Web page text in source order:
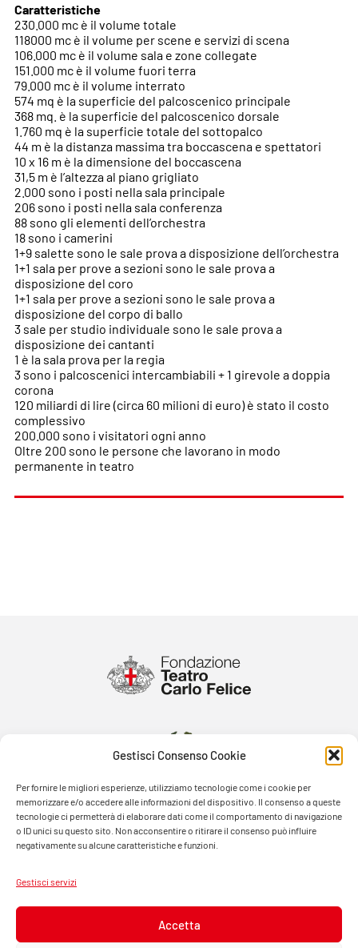
Gestisci Consenso Cookie
Per fornire le migliori esperienze, utilizziamo tecnologie come i cookie per
memorizzare e/o accedere alle informazioni del dispositivo. Il consenso a queste
tecnologie ci permetterà di elaborare dati come il comportamento di navigazione
o ID unici su questo sito. Non acconsentire o ritirare il consenso può influire
negativamente su alcune caratteristiche e funzioni.
Gestisci servizi
Accetta
Caratteristiche
230.000 mc è il volume totale
118000 mc è il volume per scene e servizi di scena
106.000 mc è il volume sala e zone collegate
151.000 mc è il volume fuori terra
79.000 mc è il volume interrato
574 mq è la superficie del palcoscenico principale
368 mq. è la superficie del palcoscenico dorsale
1.760 mq è la superficie totale del sottopalco
44 m è la distanza massima tra boccascena e spettatori
10 x 16 m è la dimensione del boccascena
31,5 m è l’altezza al piano grigliato
2.000 sono i posti nella sala principale
206 sono i posti nella sala conferenza
88 sono gli elementi dell’orchestra
18 sono i camerini
1+9 salette sono le sale prova a disposizione dell’orchestra
1+1 sala per prove a sezioni sono le sale prova a
disposizione del coro
1+1 sala per prove a sezioni sono le sale prova a
disposizione del corpo di ballo
3 sale per studio individuale sono le sale prova a
disposizione dei cantanti
1 è la sala prova per la regia
3 sono i palcoscenici intercambiabili + 1 girevole a doppia
corona
120 miliardi di lire (circa 60 milioni di euro) è stato il costo
complessivo
200.000 sono i visitatori ogni anno
Oltre 200 sono le persone che lavorano in modo
permanente in teatro